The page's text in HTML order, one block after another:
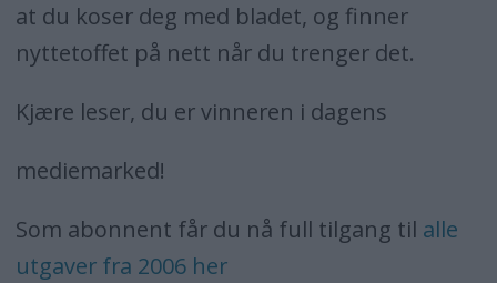
at du koser deg med bladet, og finner
nyttetoffet på nett når du trenger det.
Kjære leser, du er vinneren i dagens
mediemarked!
Som abonnent får du nå full tilgang til alle
utgaver fra 2006 her